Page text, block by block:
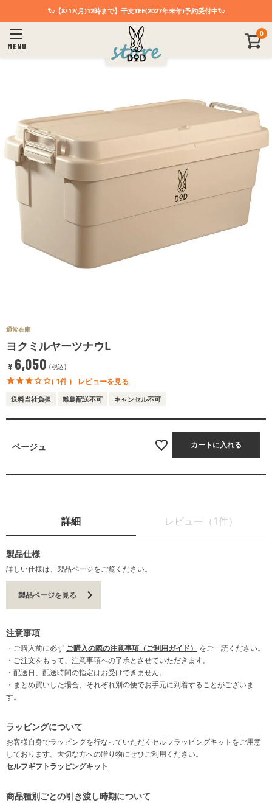
🐑【8/17(月)12時まで】干支TEE(2027年未年)予約受付中🐑
MENU
0
通常在庫
ヨクミルヤーツナウL
¥ 6,050 税込
( 1件 ) レビューを見る
送料当社負担 離島配送不可 キャンセル不可
ベージュ カートに入れる
詳細 レビュー（1件）
製品仕様
詳しい仕様は、製品ページをご覧ください。
製品ページを見る
注意事項
・ご購入前に必ず ご購入の際の注意事項（ご利用ガイド）
をご一読ください。
・ご注文をもって、注意事項への了承とさせていただきます。
・配送日、配送時間の指定はお受けできません。
・まとめ買いした場合、それぞれ別の便でお手元に到着することがございま
す。
ラッピングについて
お客様自身でラッピングを行なっていただくセルフラッピングキットをご用意
しております。大切な方への贈り物にぜひご利用ください。
セルフギフトラッピングキット
商品種別ごとの引き渡し時期について